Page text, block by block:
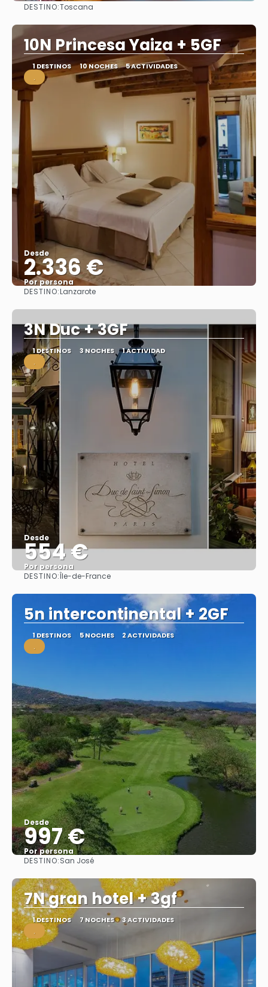
DESTINO:Toscana
10N Princesa Yaiza + 5GF
1 DESTINOS 10 NOCHES 5 ACTIVIDADES
.
Desde
2.336 €
Por persona
DESTINO:Lanzarote
3N Duc + 3GF
1 DESTINOS 3 NOCHES 1 ACTIVIDAD
.
Desde
554 €
Por persona
DESTINO:Île-de-France
5n intercontinental + 2GF
1 DESTINOS 5 NOCHES 2 ACTIVIDADES
.
Desde
997 €
Por persona
DESTINO:San José
7N gran hotel + 3gf
1 DESTINOS 7 NOCHES 3 ACTIVIDADES
.